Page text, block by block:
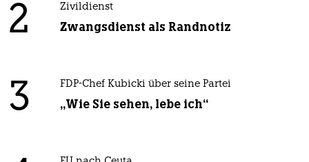
2 Zivildienst
Zwangsdienst als Randnotiz
3 FDP-Chef Kubicki über seine Partei
„Wie Sie sehen, lebe ich“